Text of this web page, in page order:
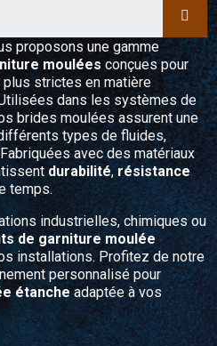
proposons une gamme
mouléesconçues pour
strictes en matière
dans les systèmes de
brides moulées assurent une
types de fluides,
avec des matériaux
durabilité,résistance
temps.
industrielles, chimiques ou
de garniture moulée
installations. Profitez de notre
personnalisé pour
étancheadaptée à vos